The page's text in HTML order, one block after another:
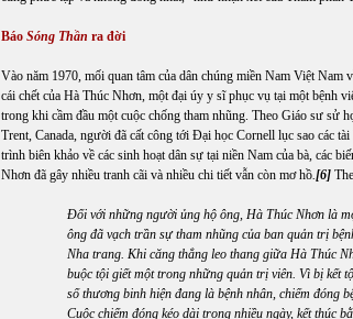
Báo Sóng Thần ra đời
Vào năm 1970, mối quan tâm của dân chúng miền Nam Việt Nam
cái chết của Hà Thúc Nhơn, một đại úy y sĩ phục vụ tại một bệnh
trong khi cầm đầu một cuộc chống tham nhũng. Theo Giáo sư sử
Trent, Canada, người đã cất công tới Đại học Cornell lục sao các
trình biên khảo về các sinh hoạt dân sự tại niền Nam của bà, các
Nhơn đã gây nhiều tranh cãi và nhiều chi tiết vẫn còn mơ hồ.[6]
Đối với những người ủng hộ ông, Hà Thúc Nhơn là
ông đã vạch trần sự tham nhũng của ban quản trị
Nha trang. Khi căng thẳng leo thang giữa Hà Thúc
buộc tội giết một trong những quản trị viên. Vì bị kết
số thương binh hiện đang là bệnh nhân, chiếm đóng
Cuộc chiếm đóng kéo dài trong nhiều ngày, kết thúc